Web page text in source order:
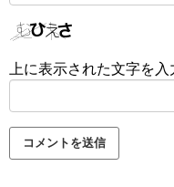
上に表示された文字を入